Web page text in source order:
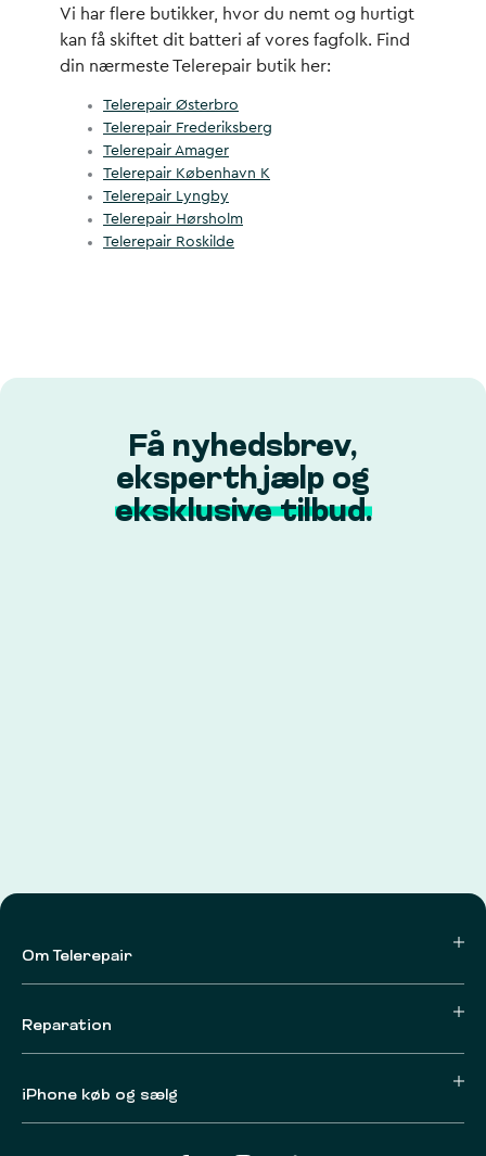
Vi har flere butikker, hvor du nemt og hurtigt
kan få skiftet dit batteri af vores fagfolk. Find
din nærmeste Telerepair butik her:
Telerepair Østerbro
Telerepair Frederiksberg
Telerepair Amager
Telerepair København K
Telerepair Lyngby
Telerepair Hørsholm
Telerepair Roskilde
Få nyhedsbrev,
eksperthjælp og
eksklusive tilbud.
Om Telerepair
Reparation
iPhone køb og sælg